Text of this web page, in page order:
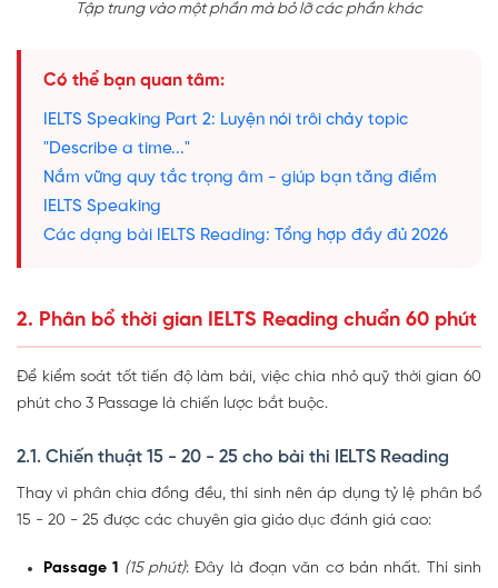
Tập trung vào một phần mà bỏ lỡ các phần khác
Có thể bạn quan tâm:
IELTS Speaking Part 2: Luyện nói trôi chảy topic
"Describe a time..."
Nắm vững quy tắc trọng âm - giúp bạn tăng điểm
IELTS Speaking
Các dạng bài IELTS Reading: Tổng hợp đầy đủ 2026
2. Phân bổ thời gian IELTS Reading chuẩn 60 phút
Để kiểm soát tốt tiến độ làm bài, việc chia nhỏ quỹ thời gian 60
phút cho 3 Passage là chiến lược bắt buộc.
2.1. Chiến thuật 15 - 20 - 25 cho bài thi IELTS Reading
Thay vì phân chia đồng đều, thí sinh nên áp dụng tỷ lệ phân bổ
15 - 20 - 25 được các chuyên gia giáo dục đánh giá cao:
Passage 1 (15 phút): Đây là đoạn văn cơ bản nhất. Thí sinh